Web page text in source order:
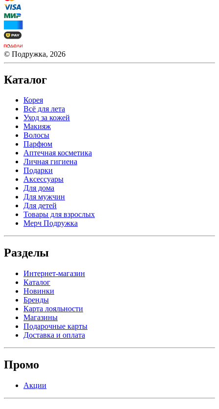
© Подружка, 2026
Каталог
Корея
Всё для лета
Уход за кожей
Макияж
Волосы
Парфюм
Аптечная косметика
Личная гигиена
Подарки
Аксессуары
Для дома
Для мужчин
Для детей
Товары для взрослых
Мерч Подружка
Разделы
Интернет-магазин
Каталог
Новинки
Бренды
Карта лояльности
Магазины
Подарочные карты
Доставка и оплата
Промо
Акции